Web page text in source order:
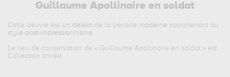
Guillaume Apollinaire en soldat
Cette oeuvre est un dessin de la période moderne appartenant au
style post-impressionnisme.
Le lieu de conservation de « Guillaume Apollinaire en soldat » est
Collection privée.